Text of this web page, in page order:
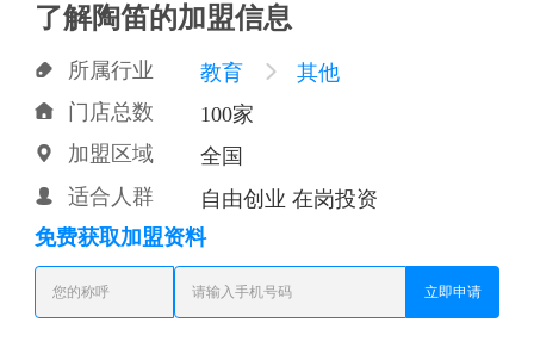
了解陶笛的加盟信息
 所属行业 教育  其他
 门店总数 100家
 加盟区域 全国
 适合人群
自由创业 在岗投资
免费获取加盟资料
立即申请